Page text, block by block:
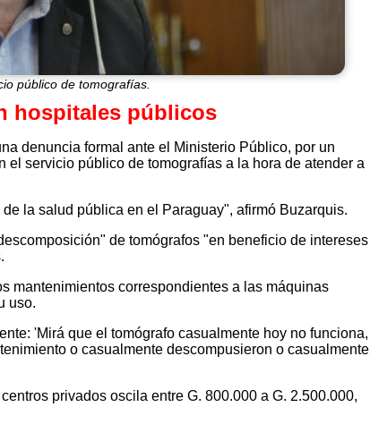
público de tomografías.
hospitales públicos
denuncia formal ante el Ministerio Público, por un
servicio público de tomografías a la hora de atender a
la salud pública en el Paraguay", afirmó Buzarquis.
de tomógrafos "en beneficio de intereses
mantenimientos correspondientes a las máquinas
uso.
'Mirá que el tomógrafo casualmente hoy no funciona,
o casualmente descompusieron o casualmente
privados oscila entre G. 800.000 a G. 2.500.000,